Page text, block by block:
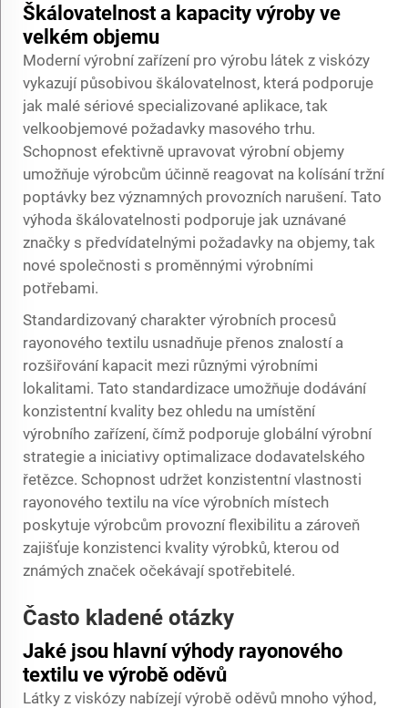
Škálovatelnost a kapacity výroby ve
velkém objemu
Moderní výrobní zařízení pro výrobu látek z viskózy
vykazují působivou škálovatelnost, která podporuje
jak malé sériové specializované aplikace, tak
velkoobjemové požadavky masového trhu.
Schopnost efektivně upravovat výrobní objemy
umožňuje výrobcům účinně reagovat na kolísání tržní
poptávky bez významných provozních narušení. Tato
výhoda škálovatelnosti podporuje jak uznávané
značky s předvídatelnými požadavky na objemy, tak
nové společnosti s proměnnými výrobními
potřebami.
Standardizovaný charakter výrobních procesů
rayonového textilu usnadňuje přenos znalostí a
rozšiřování kapacit mezi různými výrobními
lokalitami. Tato standardizace umožňuje dodávání
konzistentní kvality bez ohledu na umístění
výrobního zařízení, čímž podporuje globální výrobní
strategie a iniciativy optimalizace dodavatelského
řetězce. Schopnost udržet konzistentní vlastnosti
rayonového textilu na více výrobních místech
poskytuje výrobcům provozní flexibilitu a zároveň
zajišťuje konzistenci kvality výrobků, kterou od
známých značek očekávají spotřebitelé.
Často kladené otázky
Jaké jsou hlavní výhody rayonového
textilu ve výrobě oděvů
Látky z viskózy nabízejí výrobě oděvů mnoho výhod,